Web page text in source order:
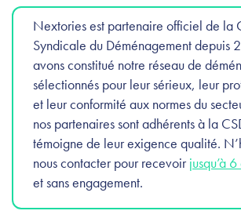
Nextories est partenaire officiel de la
Syndicale du Déménagement depuis
avons constitué notre réseau de
sélectionnés pour leur sérieux, leur
et leur conformité aux normes du
nos partenaires sont adhérents à la
témoigne de leur exigence qualité.
nous contacter pour recevoirjusqu’à
et sans engagement.